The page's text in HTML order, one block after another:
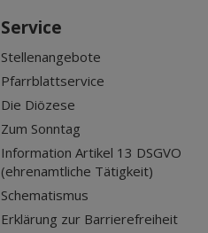
Service
Stellenangebote
Pfarrblattservice
Die Diözese
Zum Sonntag
Information Artikel 13 DSGVO
(ehrenamtliche Tätigkeit)
Schematismus
Erklärung zur Barrierefreiheit